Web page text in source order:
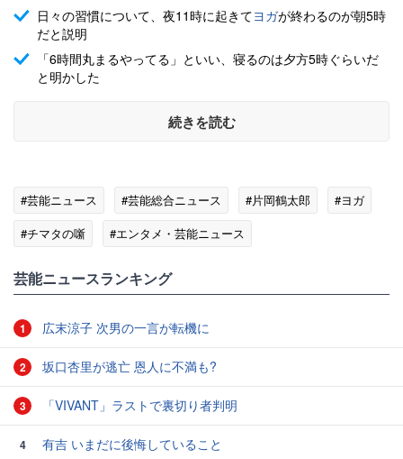
日々の習慣について、夜11時に起きてヨガが終わるのが朝5時
だと説明
「6時間丸まるやってる」といい、寝るのは夕方5時ぐらいだ
と明かした
続きを読む
#芸能ニュース #芸能総合ニュース #片岡鶴太郎
#ヨガ
#チマタの噺
#エンタメ・芸能ニュース
芸能ニュースランキング
1 広末涼子 次男の一言が転機に
2 坂口杏里が逃亡 恩人に不満も?
3 「VIVANT」ラストで裏切り者判明
4 有吉 いまだに後悔していること